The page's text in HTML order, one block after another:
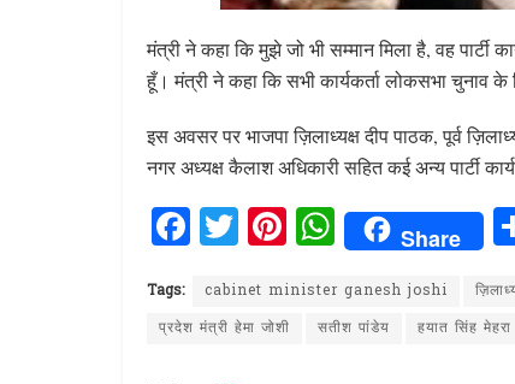
मंत्री ने कहा कि मुझे जो भी सम्मान मिला है, वह पार्टी
हूँ। मंत्री ने कहा कि सभी कार्यकर्ता लोकसभा चुनाव
इस अवसर पर भाजपा ज़िलाध्यक्ष दीप पाठक, पूर्व
नगर अध्यक्ष कैलाश अधिकारी सहित कई अन्य पार्टी
F
a
ce
b
T
w
it
te
Pi
n
te
re
W
h
at
s
Share
Tags: cabinet minister ganesh joshi
प्रदेश मंत्री हेमा जोशी
सतीश पांडेय हयात सिंह मेहरा